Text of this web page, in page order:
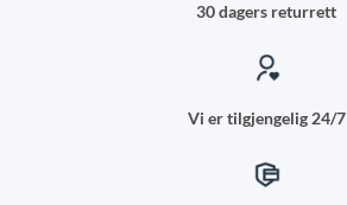
30 dagers returrett
Vi er tilgjengelig 24/7